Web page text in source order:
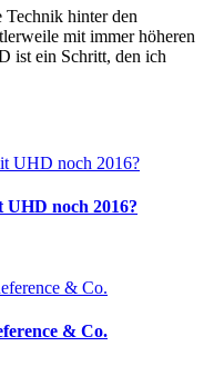
Technik hinter den
mit immer höheren
ist ein Schritt, den ich
noch 2016?
& Co.